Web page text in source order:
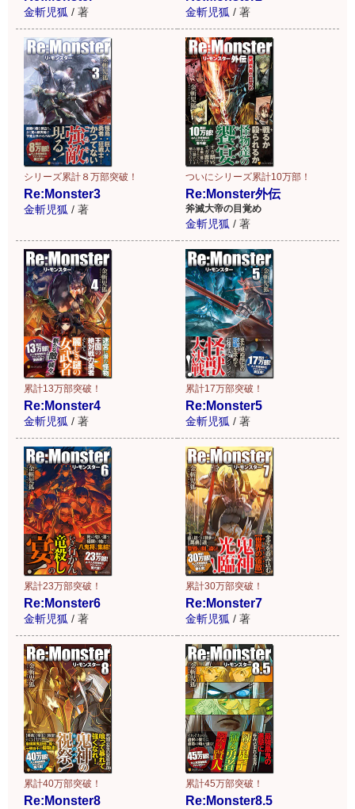
金斬児狐 / 著 金斬児狐 / 著
シリーズ累計８万部突破！
Re:Monster3
金斬児狐 / 著
ついにシリーズ累計10万部！
Re:Monster外伝
斧滅大帝の目覚め
金斬児狐 / 著
累計13万部突破！
Re:Monster4
金斬児狐 / 著
累計17万部突破！
Re:Monster5
金斬児狐 / 著
累計23万部突破！
Re:Monster6
金斬児狐 / 著
累計30万部突破！
Re:Monster7
金斬児狐 / 著
累計40万部突破！
Re:Monster8
累計45万部突破！
Re:Monster8.5